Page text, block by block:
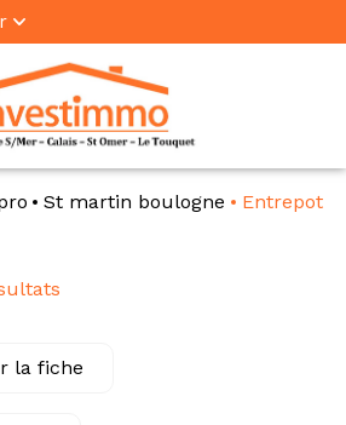
St martin boulogne Entrepot
la fiche